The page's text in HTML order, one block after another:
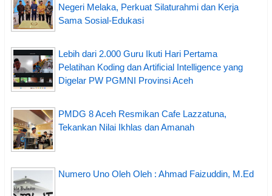
Negeri Melaka, Perkuat Silaturahmi dan Kerja
Sama Sosial-Edukasi
Lebih dari 2.000 Guru Ikuti Hari Pertama
Pelatihan Koding dan Artificial Intelligence yang
Digelar PW PGMNI Provinsi Aceh
PMDG 8 Aceh Resmikan Cafe Lazzatuna,
Tekankan Nilai Ikhlas dan Amanah
Numero Uno Oleh Oleh : Ahmad Faizuddin, M.Ed